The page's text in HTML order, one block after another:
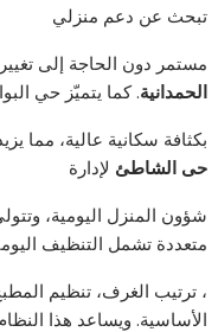
تبحث عن دعم منزلي
مستمر دون الحاجة إلى
الحمدانية. كما يتميّز حي
بكثافة سكانية عالية، مما
حى الشاطئ لإدارة
شؤون المنزل اليومية،
متعددة تشمل التنظيف
، ترتيب الغرف، تنظيم
الأساسية. ويساعد هذا